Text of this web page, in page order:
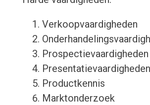
Verkoopvaardigheden
Prospectievaardigheden
Presentatievaardigheden
Productkennis
Marktonderzoek